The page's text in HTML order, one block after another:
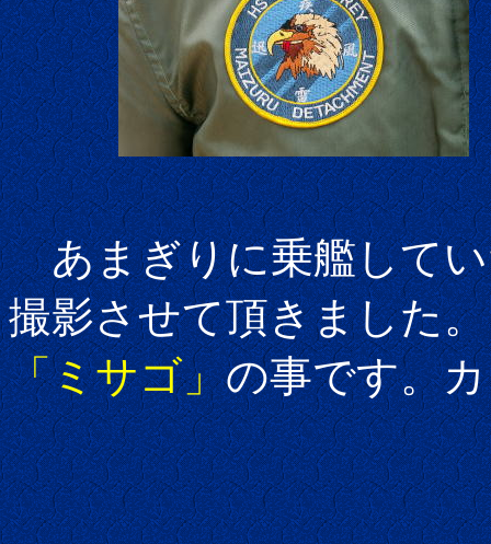
あまぎりに乗艦してい
撮影させて頂きました。
「ミサゴ」の事です。